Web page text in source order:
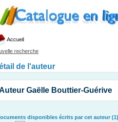
Accueil
recherche
de l'auteur
Gaëlle Bouttier-Guérive
disponibles écrits par cet auteur (1)